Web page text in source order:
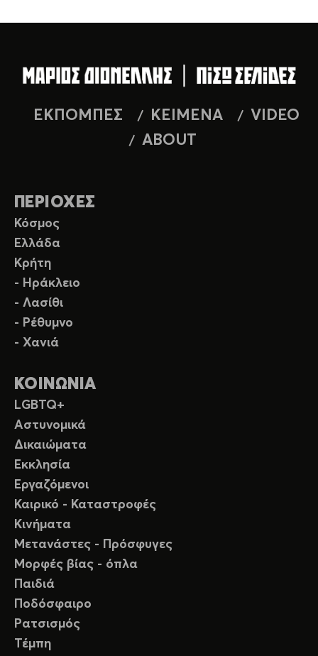
ΕΚΠΟΜΠΕΣ ΚΕΙΜΕΝΑ
VIDEO
ABOUT
ΠΕΡΙΟΧΕΣ
Κόσμος
Ελλάδα
Κρήτη
- Ηράκλειο
- Λασίθι
- Ρέθυμνο
- Χανιά
ΚΟΙΝΩΝΙΑ
LGBTQ+
Αστυνομικά
Δικαιώματα
Εκκλησία
Εργαζόμενοι
Καιρικό - Καταστροφές
Κινήματα
Μετανάστες - Πρόσφυγες
Μορφές βίας - όπλα
Παιδιά
Ποδόσφαιρο
Ρατσισμός
Τέμπη